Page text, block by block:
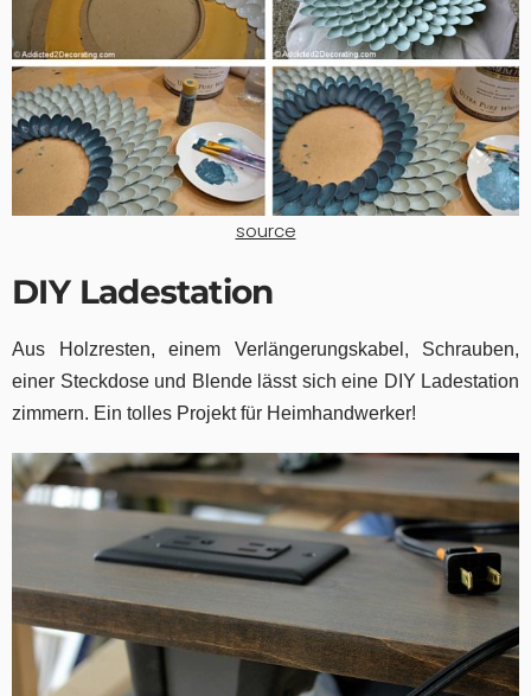
source
DIY Ladestation
Aus Holzresten, einem Verlängerungskabel, Schrauben,
einer Steckdose und Blende lässt sich eine DIY Ladestation
zimmern. Ein tolles Projekt für Heimhandwerker!